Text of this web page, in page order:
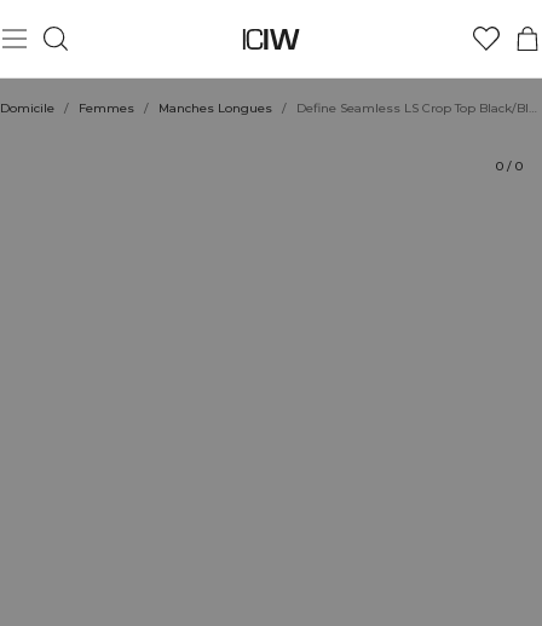
Domicile / Femmes / Manches Longues / Define Seamless LS Crop Top Black/Black
0 / 0